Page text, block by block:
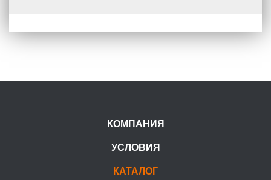
КОМПАНИЯ
УСЛОВИЯ
КАТАЛОГ